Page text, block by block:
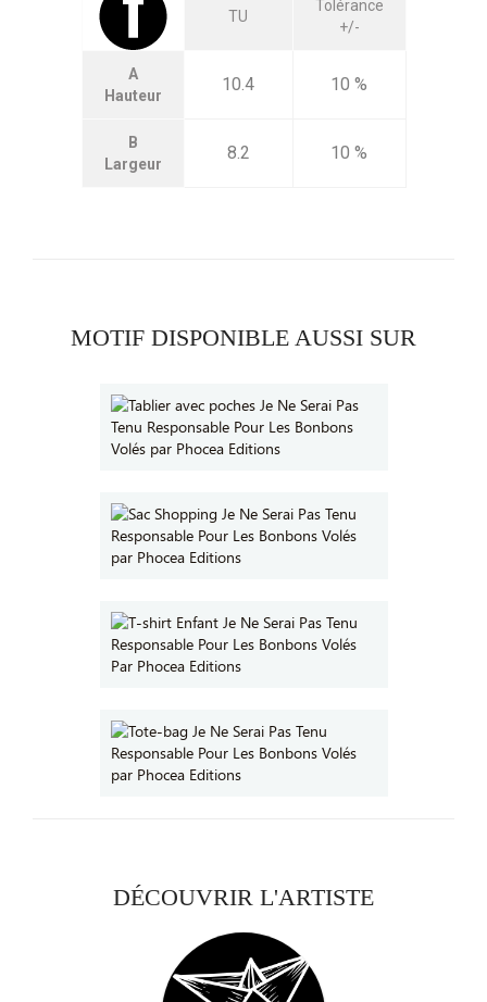
TU
Tolérance
+/-
A
Hauteur
10.4 10 %
B
Largeur
8.2 10 %
MOTIF DISPONIBLE AUSSI SUR
DÉCOUVRIR L'ARTISTE